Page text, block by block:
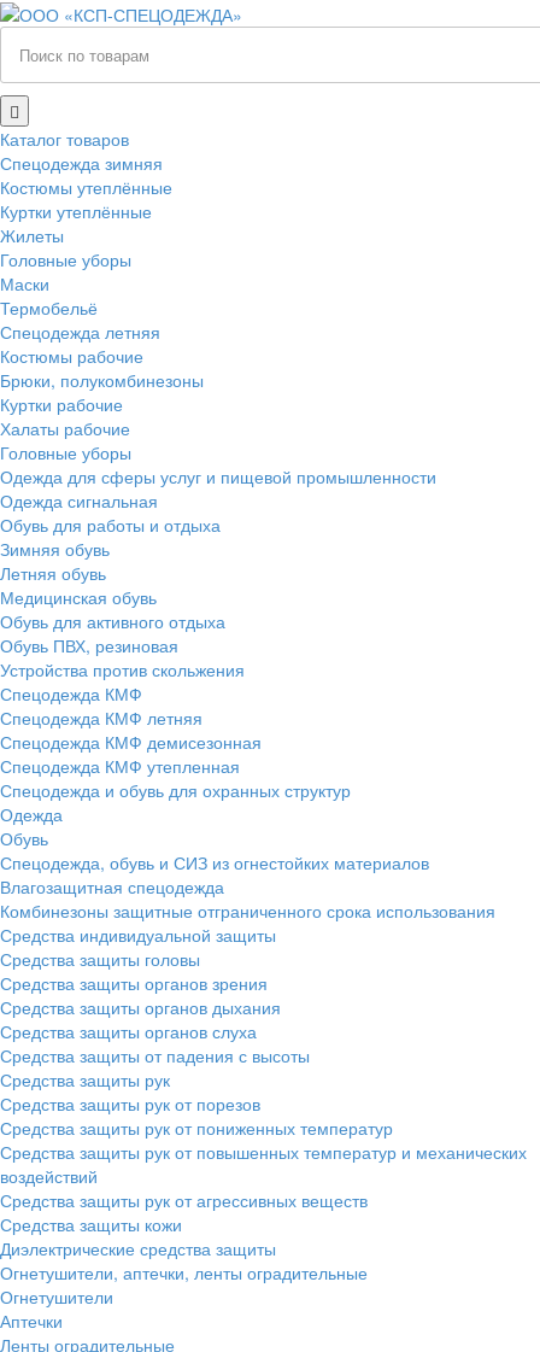
Каталог товаров
Спецодежда зимняя
Костюмы утеплённые
Куртки утеплённые
Жилеты
Головные уборы
Маски
Термобельё
Спецодежда летняя
Костюмы рабочие
Брюки, полукомбинезоны
Куртки рабочие
Халаты рабочие
Головные уборы
Одежда для сферы услуг и пищевой промышленности
Одежда сигнальная
Обувь для работы и отдыха
Зимняя обувь
Летняя обувь
Медицинская обувь
Обувь для активного отдыха
Обувь ПВХ, резиновая
Устройства против скольжения
Спецодежда КМФ
Спецодежда КМФ летняя
Спецодежда КМФ демисезонная
Спецодежда КМФ утепленная
Спецодежда и обувь для охранных структур
Одежда
Обувь
Спецодежда, обувь и СИЗ из огнестойких материалов
Влагозащитная спецодежда
Комбинезоны защитные отграниченного срока использования
Средства индивидуальной защиты
Средства защиты головы
Средства защиты органов зрения
Средства защиты органов дыхания
Средства защиты органов слуха
Средства защиты от падения с высоты
Средства защиты рук
Средства защиты рук от порезов
Средства защиты рук от пониженных температур
Средства защиты рук от повышенных температур и механических
воздействий
Средства защиты рук от агрессивных веществ
Средства защиты кожи
Диэлектрические средства защиты
Огнетушители, аптечки, ленты оградительные
Огнетушители
Аптечки
Ленты оградительные